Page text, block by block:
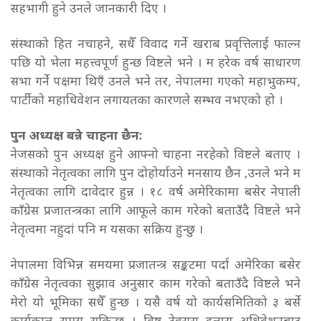
सहभागी हुने उनले जानकारी दिए ।
संस्थाको हित नचाहने, सधैँ विवाद गर्ने खराब प्रवृत्तिलाई फाल्न
पछि यो भेला महत्त्वपूर्ण हुन्छ विष्टले भने । म हरेक वर्ष साधारण
सभा गर्ने पक्षमा थिएँ उनले भने तर, नेपालमा गएको महाभुकम्प,
पार्टीको महाधिवेशन लगायतका कारणले सम्भव नभएको हो ।
पुन अध्यक्ष बन्ने चाहना छैन:
नेजसको पुन अध्यक्ष हुने आफ्नो चाहना नरहेको विष्टले बताए ।
संस्थाको नेतृत्वका लागि पुन दोहोर्याउने मनसाय छैन ,उनले भने म
नेतृत्वका लागि दावेदार हुन्न । १८ वर्ष अमेरिकामा बसेर नेपाली
काँग्रेस प्रजातन्त्रका लागि आफूले काम गरेको बताउँदै विष्टले भने
नेतृत्वमा नहुदां पनि म यसका सक्रिय हुन्छु ।
नेपालमा विभिन्न समयमा प्रजातन्त्र सङ्कटमा पर्दा अमेरिका बसेर
काँग्रेस नेतृत्वका सुझाव अनुसार काम गरेको बताउँदै विष्टले भने
मेरो यो भूमिका सधैँ हुन्छ । यसै वर्ष यो कार्यसमितिको ३ बर्से